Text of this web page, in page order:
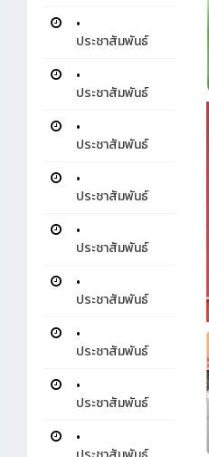
•
ประชาสัมพันธ์
•
ประชาสัมพันธ์
•
ประชาสัมพันธ์
•
ประชาสัมพันธ์
•
ประชาสัมพันธ์
•
ประชาสัมพันธ์
•
ประชาสัมพันธ์
•
ประชาสัมพันธ์
•